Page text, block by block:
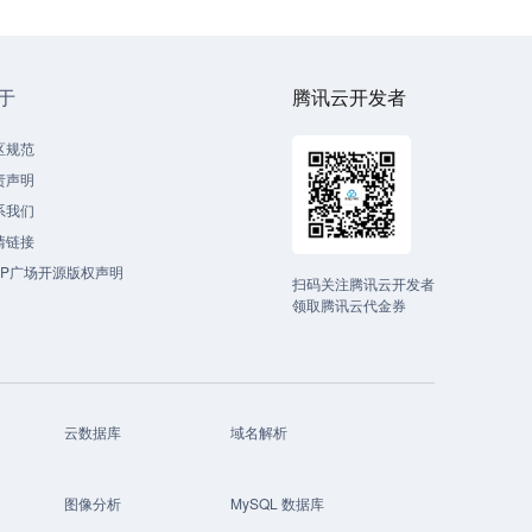
规范
声明
我们
链接
广场开源版权声明
腾讯云开发者
扫码关注腾讯云开发者
领取腾讯云代金券
云数据库 域名解析
图像分析 MySQL 数据库